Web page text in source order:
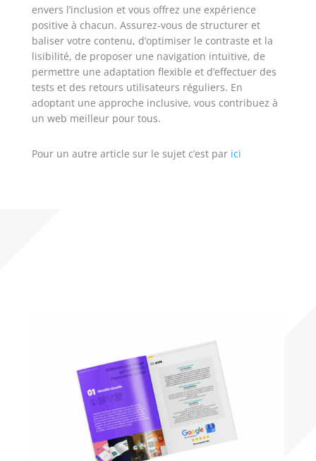
envers l’inclusion et vous offrez une expérience
positive à chacun. Assurez-vous de structurer et
baliser votre contenu, d’optimiser le contraste et la
lisibilité, de proposer une navigation intuitive, de
permettre une adaptation flexible et d’effectuer des
tests et des retours utilisateurs réguliers. En
adoptant une approche inclusive, vous contribuez à
un web meilleur pour tous.
Pour un autre article sur le sujet c’est par ici